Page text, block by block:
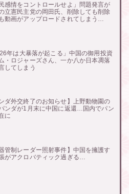
民感情をコントロールせよ」問題発言が
立憲民主党の岡田氏、削除しても削除
動画がアップロードされてしまう…
年は大暴落が起こる」中国の御用投資
・ロジャーズさん、一か八か日本凋落
してしまう
ンダ外交終了のお知らせ】上野動物園の
ンダが1月末に中国に返還…国内でパン
に
器管制レーダー照射事件】中国を擁護す
がアクロバティック過ぎる…